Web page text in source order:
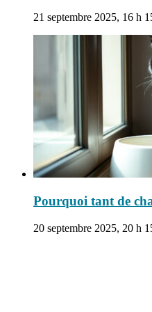
21 septembre 2025, 16 h
Pourquoi tant de
20 septembre 2025, 20 h